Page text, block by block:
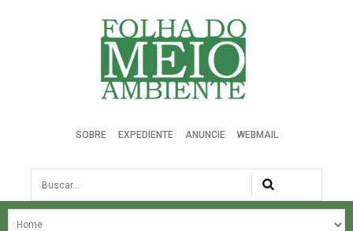
Folha do Meio Ambiente
SOBRE EXPEDIENTE ANUNCIE WEBMAIL
Busca
NOSSA HISTÓRIA